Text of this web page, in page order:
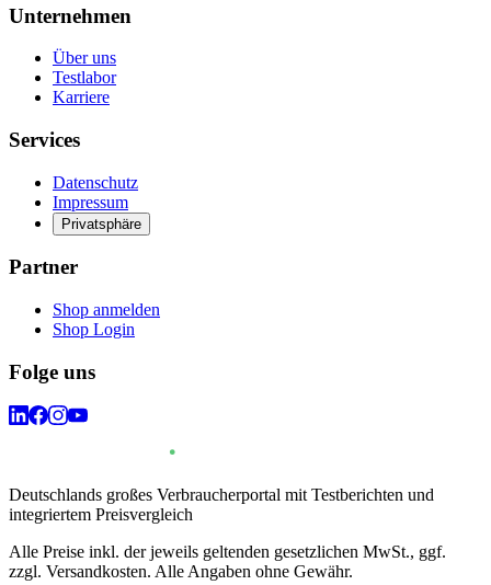
Unternehmen
Über uns
Testlabor
Karriere
Services
Datenschutz
Impressum
Privatsphäre
Partner
Shop anmelden
Shop Login
Folge uns
Deutschlands großes Verbraucherportal mit Testberichten und
integriertem Preisvergleich
Alle Preise inkl. der jeweils geltenden gesetzlichen MwSt., ggf.
zzgl. Versandkosten. Alle Angaben ohne Gewähr.